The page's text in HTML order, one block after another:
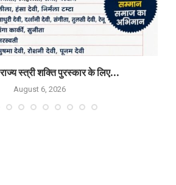
स्त्री शक्ति पुरस्कार के लिए...
August 6, 2026